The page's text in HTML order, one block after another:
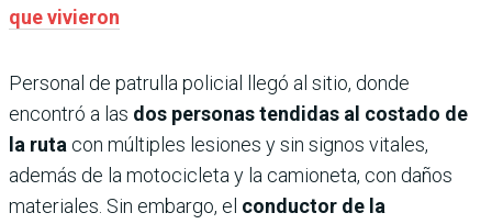
que vivieron
Personal de patrulla policial llegó al sitio, donde
encontró a las dos personas tendidas al costado de
la ruta con múltiples lesiones y sin signos vitales,
además de la motocicleta y la camioneta, con daños
materiales. Sin embargo, el conductor de la